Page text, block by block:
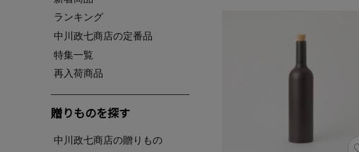
ランキング
中川政七商店の定番品
特集一覧
再入荷商品
贈りものを探す
中川政七商店の贈りもの